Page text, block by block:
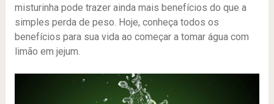
misturinha pode trazer ainda mais benefícios do que a
simples perda de peso. Hoje, conheça todos os
benefícios para sua vida ao começar a tomar água com
limão em jejum.